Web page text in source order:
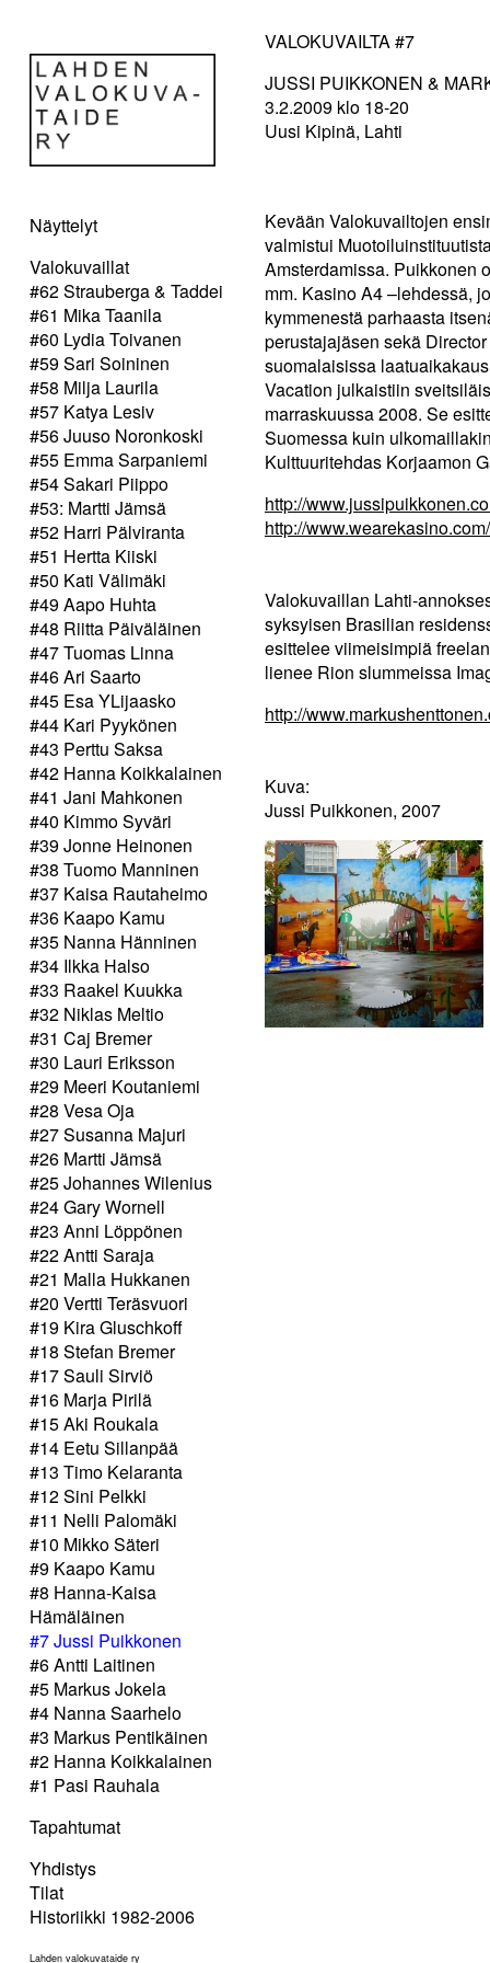
Näyttelyt
Valokuvaillat
#62 Strauberga & Taddei
#61 Mika Taanila
#60 Lydia Toivanen
#59 Sari Soininen
#58 Milja Laurila
#57 Katya Lesiv
#56 Juuso Noronkoski
#55 Emma Sarpaniemi
#54 Sakari Piippo
#53: Martti Jämsä
#52 Harri Pälviranta
#51 Hertta Kiiski
#50 Kati Välimäki
#49 Aapo Huhta
#48 Riitta Päiväläinen
#47 Tuomas Linna
#46 Ari Saarto
#45 Esa YLijaasko
#44 Kari Pyykönen
#43 Perttu Saksa
#42 Hanna Koikkalainen
#41 Jani Mahkonen
#40 Kimmo Syväri
#39 Jonne Heinonen
#38 Tuomo Manninen
#37 Kaisa Rautaheimo
#36 Kaapo Kamu
#35 Nanna Hänninen
#34 Ilkka Halso
#33 Raakel Kuukka
#32 Niklas Meltio
#31 Caj Bremer
#30 Lauri Eriksson
#29 Meeri Koutaniemi
#28 Vesa Oja
#27 Susanna Majuri
#26 Martti Jämsä
#25 Johannes Wilenius
#24 Gary Wornell
#23 Anni Löppönen
#22 Antti Saraja
#21 Malla Hukkanen
#20 Vertti Teräsvuori
#19 Kira Gluschkoff
#18 Stefan Bremer
#17 Sauli Sirviö
#16 Marja Pirilä
#15 Aki Roukala
#14 Eetu Sillanpää
#13 Timo Kelaranta
#12 Sini Pelkki
#11 Nelli Palomäki
#10 Mikko Säteri
#9 Kaapo Kamu
#8 Hanna-Kaisa
Hämäläinen
#7 Jussi Puikkonen
#6 Antti Laitinen
#5 Markus Jokela
#4 Nanna Saarhelo
#3 Markus Pentikäinen
#2 Hanna Koikkalainen
#1 Pasi Rauhala
Tapahtumat
Yhdistys
Tilat
Historiikki 1982-2006
Lahden valokuvataide ry
VALOKUVAILTA #7
JUSSI PUIKKONEN &
3.2.2009 klo 18-20
Uusi Kipinä, Lahti
Kevään Valokuvailtojen
valmistui
Amsterdamissa. Puikkonen
mm. Kasino A4 –lehdessä,
kymmenestä parhaasta
perustajajäsen sekä
suomalaisissa
Vacation julkaistiin
marraskuussa 2008. Se
Suomessa kuin
Kulttuuritehdas Korjaamon
http://
http://www.wearekasino.com/
Valokuvaillan Lahti-
syksyisen Brasilian
esittelee viimeisimpiä
lienee Rion slummeissa
http://
Kuva:
Jussi Puikkonen, 2007